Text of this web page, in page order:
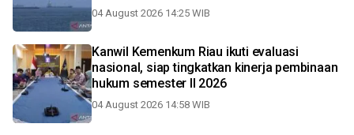
04 August 2026 14:25 WIB
Kanwil Kemenkum Riau ikuti evaluasi
nasional, siap tingkatkan kinerja pembinaan
hukum semester II 2026
04 August 2026 14:58 WIB